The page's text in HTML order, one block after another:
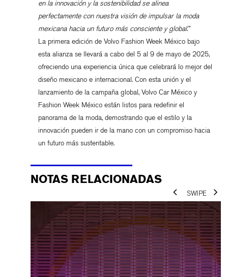
en la innovación y la sostenibilidad se alinea
perfectamente con nuestra visión de impulsar la moda
mexicana hacia un futuro más consciente y global.”
La primera edición de Volvo Fashion Week México bajo
esta alianza se llevará a cabo del 5 al 9 de mayo de 2025,
ofreciendo una experiencia única que celebrará lo mejor del
diseño mexicano e internacional. Con esta unión y el
lanzamiento de la campaña global, Volvo Car México y
Fashion Week México están listos para redefinir el
panorama de la moda, demostrando que el estilo y la
innovación pueden ir de la mano con un compromiso hacia
un futuro más sustentable.
NOTAS RELACIONADAS